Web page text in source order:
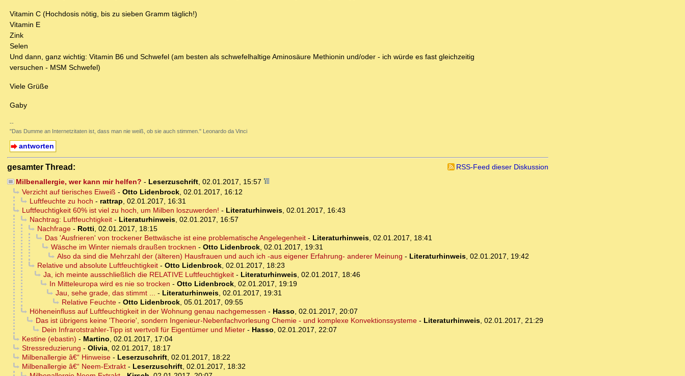
Vitamin C (Hochdosis nötig, bis zu sieben Gramm täglich!)
Vitamin E
Zink
Selen
Und dann, ganz wichtig: Vitamin B6 und Schwefel (am besten als schwefelhaltige Aminosäure Methionin und/oder - ich würde es fast gleichzeitig
versuchen - MSM Schwefel)
Viele Grüße
Gaby
--
"Das Dumme an Internetzitaten ist, dass man nie weiß, ob sie auch stimmen." Leonardo da Vinci
antworten
gesamter Thread:
RSS-Feed dieser Diskussion
Milbenallergie, wer kann mir helfen? - Leserzuschrift, 02.01.2017, 15:57
Verzicht auf tierisches Eiweiß - Otto Lidenbrock, 02.01.2017, 16:12
Luftfeuchte zu hoch - rattrap, 02.01.2017, 16:31
Luftfeuchtigkeit 60% ist viel zu hoch, um Milben loszuwerden! - Literaturhinweis, 02.01.2017, 16:43
Nachtrag: Luftfeuchtigkeit- Literaturhinweis, 02.01.2017, 16:57
Nachfrage- Rotti, 02.01.2017, 18:15
Das 'Ausfrieren' von trockener Bettwäsche ist eine problematische Angelegenheit- Literaturhinweis, 02.01.2017, 18:41
Wäsche im Winter niemals draußen trocknen - Otto Lidenbrock, 02.01.2017, 19:31
Also da sind die Mehrzahl der (älteren) Hausfrauen und auch ich -aus eigener Erfahrung- anderer Meinung - Literaturhinweis, 02.01.2017, 19:42
Relative und absolute Luftfeuchtigkeit- Otto Lidenbrock, 02.01.2017, 18:23
Ja, ich meinte ausschließlich die RELATIVE Luftfeuchtigkeit- Literaturhinweis, 02.01.2017, 18:46
In Mitteleuropa wird es nie so trocken - Otto Lidenbrock, 02.01.2017, 19:19
Jau, sehe grade, das stimmt ... - Literaturhinweis, 02.01.2017, 19:31
Relative Feuchte- Otto Lidenbrock, 05.01.2017, 09:55
Höheneinfluss auf Luftfeuchtigkeit in der Wohnung genau nachgemessen - Hasso, 02.01.2017, 20:07
Das ist übrigens keine 'Theorie', sondern Ingenieur-Nebenfachvorlesung Chemie - und komplexe Konvektionssysteme- Literaturhinweis, 02.01.2017, 21:29
Dein Infrarotstrahler-Tipp ist wertvoll für Eigentümer und Mieter- Hasso, 02.01.2017, 22:07
Kestine (ebastin) - Martino, 02.01.2017, 17:04
Stressreduzierung - Olivia, 02.01.2017, 18:17
Milbenallergie â€“ Hinweise- Leserzuschrift, 02.01.2017, 18:22
Milbenallergie â€“ Neem-Extrakt- Leserzuschrift, 02.01.2017, 18:32